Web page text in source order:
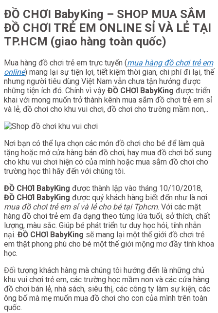
ĐỒ CHƠI BabyKing – SHOP MUA SẮM
ĐỒ CHƠI TRẺ EM ONLINE SỈ VÀ LẺ TẠI
TP.HCM (giao hàng toàn quốc)
Mua hàng đồ chơi trẻ em trực tuyến (mua hàng đồ chơi trẻ em
online) mang lại sự tiện lợi, tiết kiệm thời gian, chi phí đi lại, thế
nhưng người tiêu dùng Việt Nam vẫn chưa tận hưởng được
những tiện ích đó. Chính vì vậy ĐỒ CHƠI BabyKing được triển
khai với mong muốn trở thành kênh mua sắm đồ chơi trẻ em sỉ
và lẻ, đồ chơi cho khu vui chơi, đồ chơi cho trường mầm non,..
Nơi bạn có thể lựa chọn các món đồ chơi cho bé để làm quà
tặng hoặc mở cửa hàng bán đồ chơi, hay mua đồ chơi bổ sung
cho khu vui chơi hiện có của mình hoặc mua sắm đồ chơi cho
trường học thì hãy đến với chúng tôi.
ĐỒ CHƠI BabyKing được thành lập vào tháng 10/10/2018,
ĐỒ CHƠI BabyKing được quý khách hàng biết đến như là nơi
mua đồ chơi trẻ em sỉ và lẻ cho bé tại Tphcm. Với các mặt
hàng đồ chơi trẻ em đa dạng theo từng lứa tuổi, sở thích, chất
lượng, màu sắc. Giúp bé phát triển tư duy học hỏi, tính nhẫn
nại. ĐỒ CHƠI BabyKing sẽ mang lại một thế giới đồ chơi trẻ
em thật phong phú cho bé một thế giới mộng mơ đầy tính khoa
học.
Đối tượng khách hàng mà chúng tôi hướng đến là những chủ
khu vui chơi trẻ em, các trường học mầm non và các cửa hàng
đồ chơi bán lẻ, nhà sách, siêu thị, các công ty làm sự kiện, các
ông bố mà mẹ muốn mua đồ chơi cho con của mình trên toàn
quốc.